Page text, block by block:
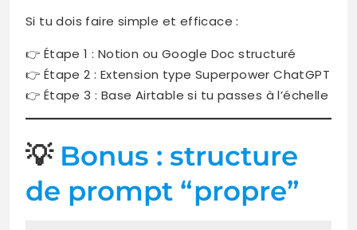
Si tu dois faire simple et efficace :
👉 Étape 1 : Notion ou Google Doc structuré
👉 Étape 2 : Extension type Superpower ChatGPT
👉 Étape 3 : Base Airtable si tu passes à l’échelle
💡Bonus : structure
de prompt “propre”